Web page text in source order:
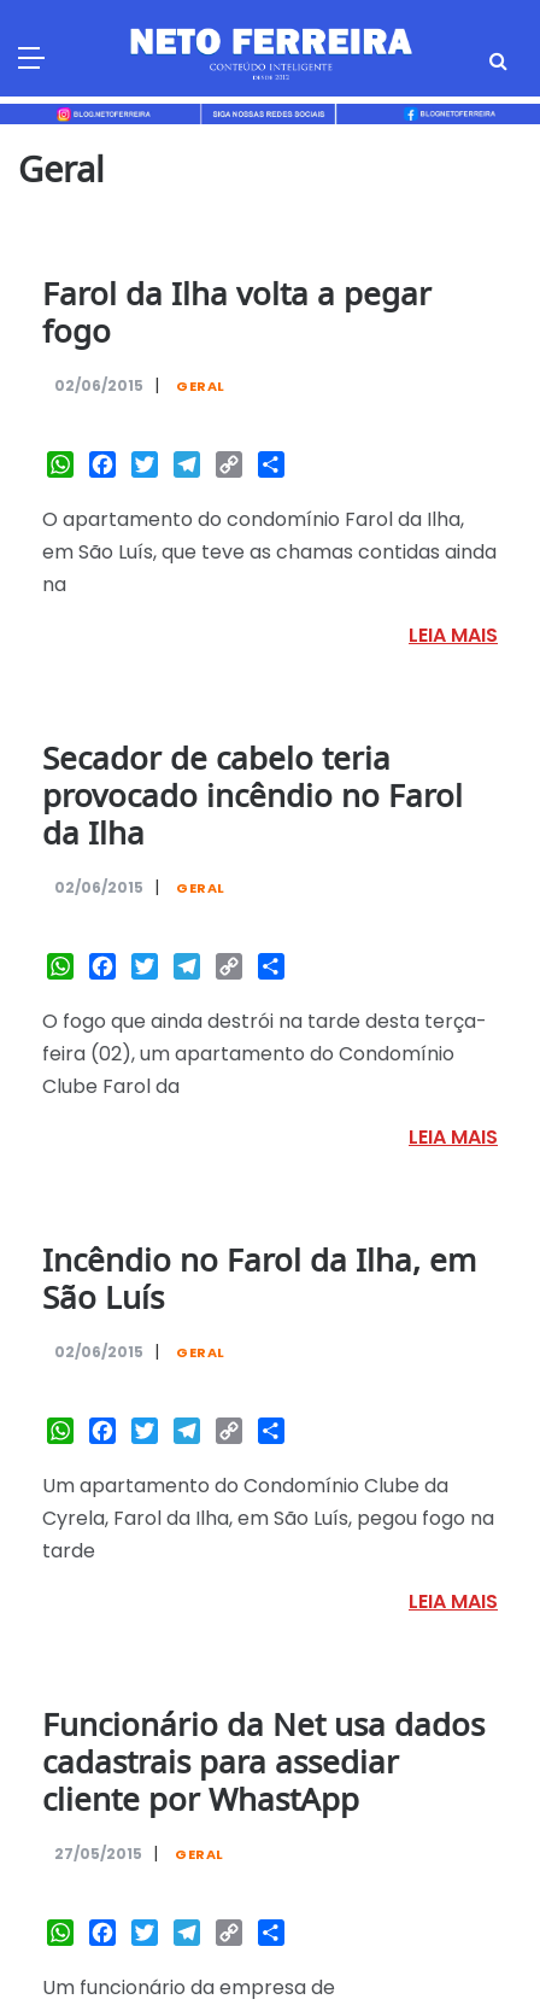
Geral
Farol da Ilha volta a pegar
fogo
02/06/2015 | GERAL
WhatsAppFacebook
Twitter Telegram
Copy
O apartamento do condomínio Farol da Ilha,
em São Luís, que teve as chamas contidas ainda
na
LEIA MAIS
Secador de cabelo teria
provocado incêndio no Farol
da Ilha
02/06/2015 | GERAL
WhatsAppFacebook
Twitter Telegram
Copy
O fogo que ainda destrói na tarde desta terça-
feira (02), um apartamento do Condomínio
Clube Farol da
LEIA MAIS
Incêndio no Farol da Ilha, em
São Luís
02/06/2015 | GERAL
WhatsAppFacebook
Twitter Telegram
Copy
Um apartamento do Condomínio Clube da
Cyrela, Farol da Ilha, em São Luís, pegou fogo na
tarde
LEIA MAIS
Funcionário da Net usa dados
cadastrais para assediar
cliente por WhastApp
27/05/2015 | GERAL
WhatsAppFacebook
Twitter Telegram
Copy
Um funcionário da empresa de